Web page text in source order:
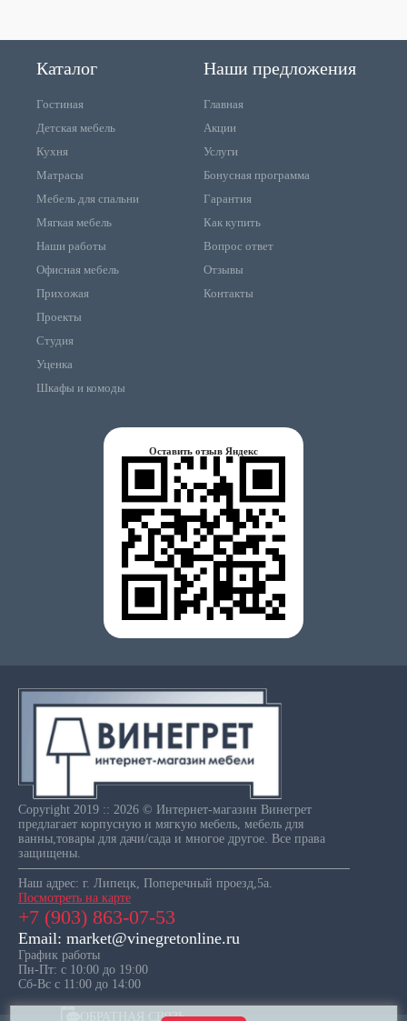
Каталог
Гостиная
Детская мебель
Кухня
Матрасы
Мебель для спальни
Мягкая мебель
Наши работы
Офисная мебель
Прихожая
Проекты
Студия
Уценка
Шкафы и комоды
Наши предложения
Главная
Акции
Услуги
Бонусная программа
Гарантия
Как купить
Вопрос ответ
Отзывы
Контакты
Оставить отзыв Яндекс
Copyright 2019 :: 2026 © Интернет-магазин Винегрет
предлагает корпусную и мягкую мебель, мебель для
ванны,товары для дачи/сада и многое другое. Все права
защищены.
Наш адрес: г. Липецк, Поперечный проезд,5а.
Посмотреть на карте
+7 (903) 863-07-53
Email: market@vinegretonline.ru
График работы
Пн-Пт: с 10:00 до 19:00
Сб-Вс с 11:00 до 14:00
ОБРАТНАЯ СВЯЗЬ